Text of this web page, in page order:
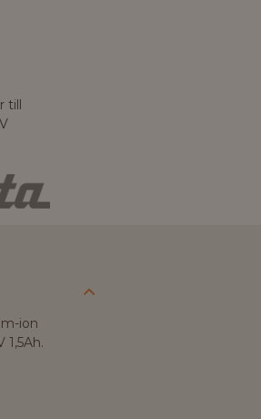
till
ion
1,5Ah.